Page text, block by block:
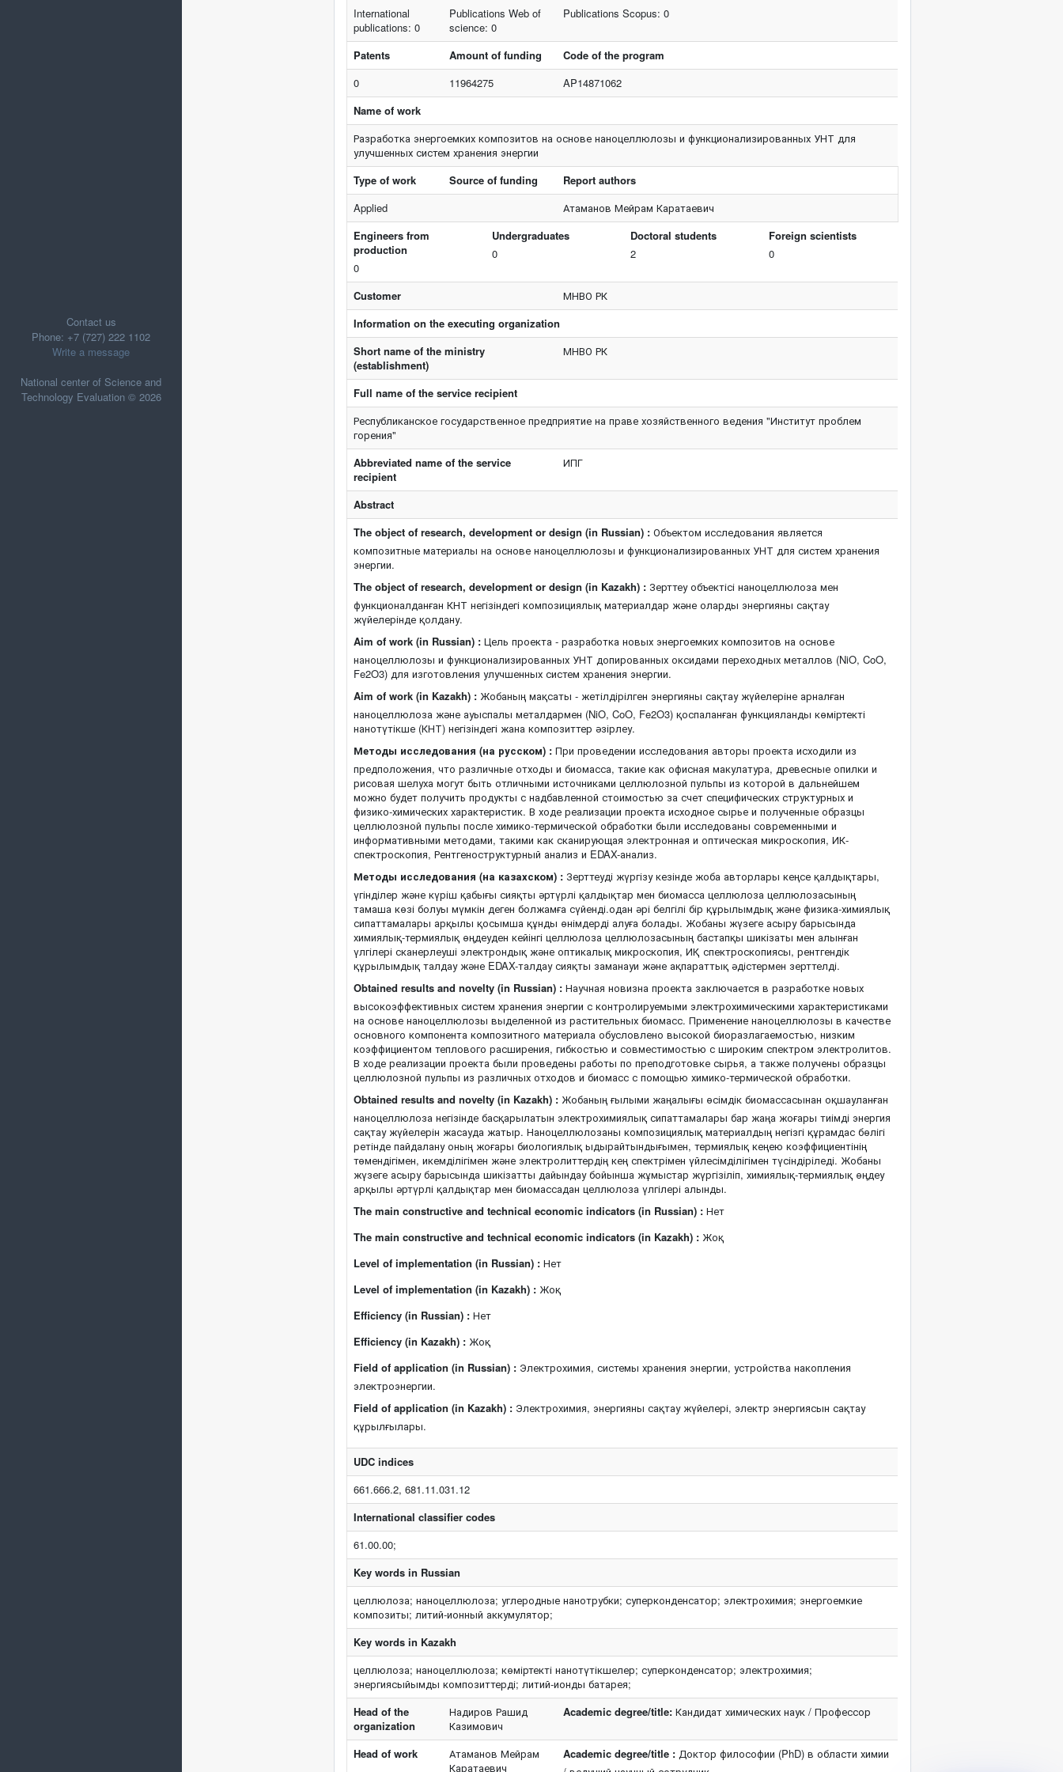
Contact us
Phone: +7 (727) 222 1102
Write a message
National center of Science and
Technology Evaluation © 2026
International
publications: 0
Publications Web of
science: 0
Publications Scopus: 0
Patents Amount of funding
Code of the program
0
11964275
AP14871062
Name of work
Разработка энергоемких композитов на основе наноцеллюлозы и функционализированных УНТ для
улучшенных систем хранения энергии
Type of work
Source of funding
Report authors
Applied
Атаманов Мейрам Каратаевич
Engineers from
production
0
Undergraduates
0
Doctoral students
2
Foreign scientists
0
Customer
МНВО РК
Information on the executing organization
Short name of the ministry
(establishment)
МНВО РК
Full name of the service recipient
Республиканское государственное предприятие на праве хозяйственного ведения "Институт проблем
горения"
Abbreviated name of the service
recipient
ИПГ
Abstract
The object of research, development or design (in Russian) : Объектом исследования является
композитные материалы на основе наноцеллюлозы и функционализированных УНТ для систем хранения
энергии.
The object of research, development or design (in Kazakh) : Зерттеу объектісі наноцеллюлоза мен
функционалданған КНТ негізіндегі композициялық материалдар және оларды энергияны сақтау
жүйелерінде қолдану.
Aim of work (in Russian) : Цель проекта - разработка новых энергоемких композитов на основе
наноцеллюлозы и функционализированных УНТ допированных оксидами переходных металлов (NiO, CoO,
Fe2O3) для изготовления улучшенных систем хранения энергии.
Aim of work (in Kazakh) : Жобаның мақсаты - жетілдірілген энергияны сақтау жүйелеріне арналған
наноцеллюлоза және ауыспалы металдармен (NiO, CoO, Fe2O3) қоспаланған функцияланды көміртекті
нанотүтікше (КНТ) негізіндегі жана композиттер әзірлеу.
Методы исследования (на русском) : При проведении исследования авторы проекта исходили из
предположения, что различные отходы и биомасса, такие как офисная макулатура, древесные опилки и
рисовая шелуха могут быть отличными источниками целлюлозной пульпы из которой в дальнейшем
можно будет получить продукты с надбавленной стоимостью за счет специфических структурных и
физико-химических характеристик. В ходе реализации проекта исходное сырье и полученные образцы
целлюлозной пульпы после химико-термической обработки были исследованы современными и
информативными методами, такими как сканирующая электронная и оптическая микроскопия, ИК-
спектроскопия, Рентгеноструктурный анализ и EDAX-анализ.
Методы исследования (на казахском) : Зерттеуді жүргізу кезінде жоба авторлары кеңсе қалдықтары,
үгінділер және күріш қабығы сияқты әртүрлі қалдықтар мен биомасса целлюлоза целлюлозасының
тамаша көзі болуы мүмкін деген болжамға сүйенді.одан әрі белгілі бір құрылымдық және физика-химиялық
сипаттамалары арқылы қосымша құнды өнімдерді алуға болады. Жобаны жүзеге асыру барысында
химиялық-термиялық өңдеуден кейінгі целлюлоза целлюлозасының бастапқы шикізаты мен алынған
үлгілері сканерлеуші электрондық және оптикалық микроскопия, ИҚ спектроскопиясы, рентгендік
құрылымдық талдау және EDAX-талдау сияқты заманауи және ақпараттық әдістермен зерттелді.
Obtained results and novelty (in Russian) : Научная новизна проекта заключается в разработке новых
высокоэффективных систем хранения энергии с контролируемыми электрохимическими характеристиками
на основе наноцеллюлозы выделенной из растительных биомасс. Применение наноцеллюлозы в качестве
основного компонента композитного материала обусловлено высокой биоразлагаемостью, низким
коэффициентом теплового расширения, гибкостью и совместимостью с широким спектром электролитов.
В ходе реализации проекта были проведены работы по преподготовке сырья, а также получены образцы
целлюлозной пульпы из различных отходов и биомасс с помощью химико-термической обработки.
Obtained results and novelty (in Kazakh) : Жобаның ғылыми жаңалығы өсімдік биомассасынан оқшауланған
наноцеллюлоза негізінде басқарылатын электрохимиялық сипаттамалары бар жаңа жоғары тиімді энергия
сақтау жүйелерін жасауда жатыр. Наноцеллюлозаны композициялық материалдың негізгі құрамдас бөлігі
ретінде пайдалану оның жоғары биологиялық ыдырайтындығымен, термиялық кеңею коэффициентінің
төмендігімен, икемділігімен және электролиттердің кең спектрімен үйлесімділігімен түсіндіріледі. Жобаны
жүзеге асыру барысында шикізатты дайындау бойынша жұмыстар жүргізіліп, химиялық-термиялық өңдеу
арқылы әртүрлі қалдықтар мен биомассадан целлюлоза үлгілері алынды.
The main constructive and technical economic indicators (in Russian) : Нет
The main constructive and technical economic indicators (in Kazakh) : Жоқ
Level of implementation (in Russian) : Нет
Level of implementation (in Kazakh) : Жоқ
Efficiency (in Russian) : Нет
Efficiency (in Kazakh) : Жоқ
Field of application (in Russian) : Электрохимия, системы хранения энергии, устройства накопления
электроэнергии.
Field of application (in Kazakh) : Электрохимия, энергияны сақтау жүйелері, электр энергиясын сақтау
құрылғылары.
UDC indices
661.666.2, 681.11.031.12
International classifier codes
61.00.00;
Key words in Russian
целлюлоза; наноцеллюлоза; углеродные нанотрубки; суперконденсатор; электрохимия; энергоемкие
композиты; литий-ионный аккумулятор;
Key words in Kazakh
целлюлоза; наноцеллюлоза; көміртекті нанотүтікшелер; суперконденсатор; электрохимия;
энергиясыйымды композиттерді; литий-ионды батарея;
Head of the
organization
Надиров Рашид
Казимович
Academic degree/title: Кандидат химических наук / Профессор
Head of work
Атаманов Мейрам
Каратаевич
Academic degree/title : Доктор философии (PhD) в области химии